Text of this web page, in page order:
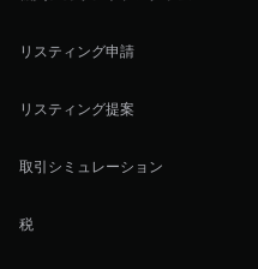
リスティング申請
リスティング提案
取引シミュレーション
税